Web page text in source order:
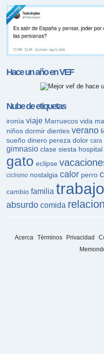
Hace un año enVEF
Nube de etiquetas
ironía viaje Marruecos vida
niños dormir dientes verano
sueño dinero pereza dolor cara
gimnasio clase siesta hospital
gato eclipse
ciclismo nostalgia calor perro
cambio familia trabajo
absurdo comida
Acerca Términos Privacidad